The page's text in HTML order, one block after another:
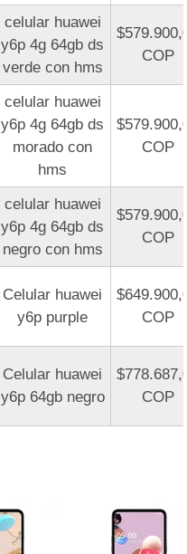
celular huawei
y6p 4g 64gb ds
verde con hms
COP
celular huawei
y6p 4g 64gb ds
morado con
hms
COP
celular huawei
y6p 4g 64gb ds
negro con hms
COP
Celular huawei
y6p purple
COP
Celular huawei
y6p 64gb negro
COP